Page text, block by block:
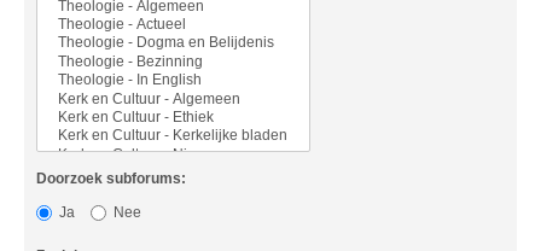
Doorzoek subforums:
Ja
Nee